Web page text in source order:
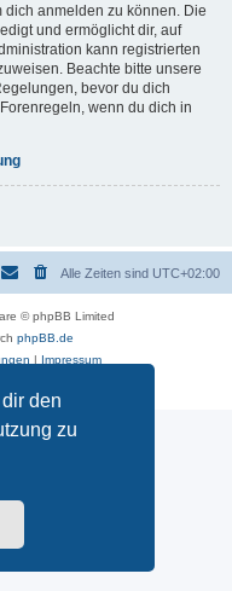
den
zu
dich anmelden zu können. Die
und ermöglicht dir, auf
kann registrierten
Beachte bitte unsere
bevor du dich
wenn du dich in
Alle Zeiten sind UTC+02:00
© phpBB Limited
phpBB.de
| Impressum